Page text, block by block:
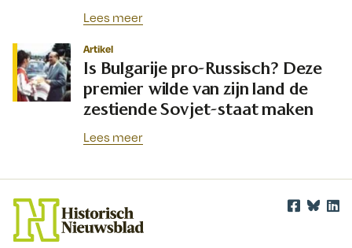
Lees meer
Artikel
Is Bulgarije pro-Russisch? Deze
premier wilde van zijn land de
zestiende Sovjet-staat maken
Lees meer